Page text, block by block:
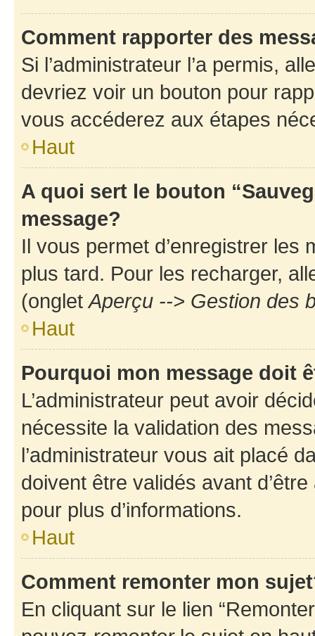
Comment rapporter des
Si l’administrateur l’a permis,
devriez voir un bouton pour
vous accéderez aux étapes
Haut
A quoi sert le bouton
message?
Il vous permet d’enregistrer
plus tard. Pour les recharger,
(ongletAperçu --> Gestion des
Haut
Pourquoi mon message doit
L’administrateur peut avoir
nécessite la validation des
l’administrateur vous ait placé
doivent être validés avant
pour plus d’informations.
Haut
Comment remonter mon
En cliquant sur le lien